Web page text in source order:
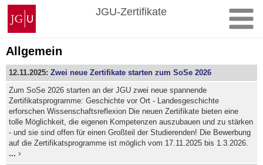
Zum
Inhalt
springen
Johannes
Gutenberg-
Universität
Mainz
JGU-Zertifikate
Allgemein
12.11.2025:Zwei neue Zertifikate starten zum SoSe 2026
Zum SoSe 2026 starten an der JGU zwei neue spannende
Zertifikatsprogramme: Geschichte vor Ort - Landesgeschichte
erforschen Wissenschaftsreflexion Die neuen Zertifikate bieten eine
tolle Möglichkeit, die eigenen Kompetenzen auszubauen und zu stärken
- und sie sind offen für einen Großteil der Studierenden! Die Bewerbung
auf die Zertifikatsprogramme ist möglich vom 17.11.2025 bis 1.3.2026.
...